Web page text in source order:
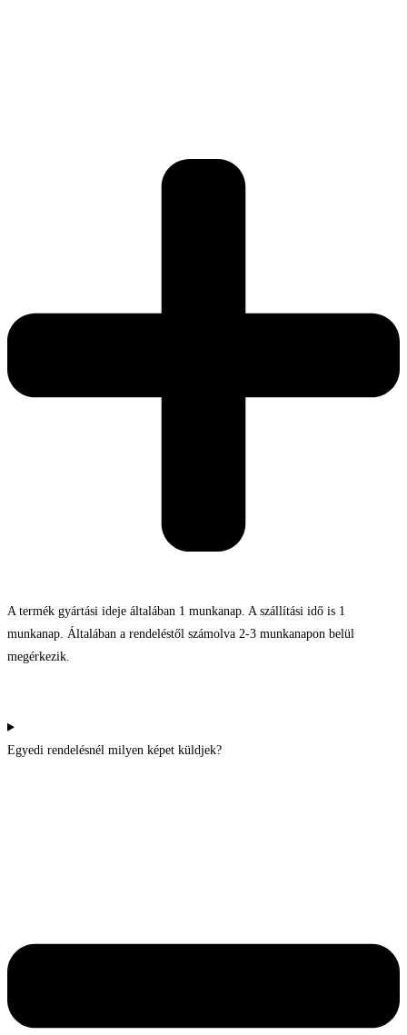
A termék gyártási ideje általában 1 munkanap. A szállítási idő is 1
munkanap. Általában a rendeléstől számolva 2-3 munkanapon belül
megérkezik.
Egyedi rendelésnél milyen képet küldjek?